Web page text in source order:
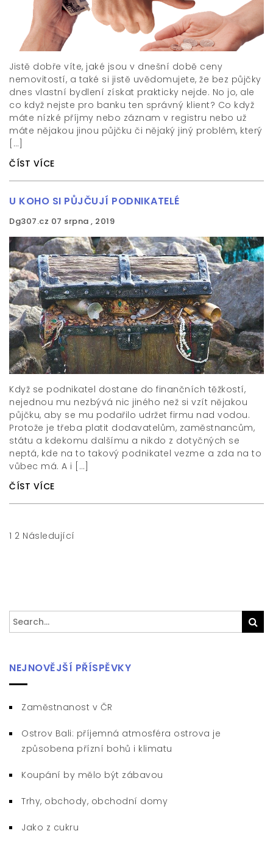
Jistě dobře víte, jaké jsou v dnešní době ceny
nemovitostí, a také si jistě uvědomujete, že bez půjčky
dnes vlastní bydlení získat prakticky nejde. No jo, ale
co když nejste pro banku ten správný klient? Co když
máte nízké příjmy nebo záznam v registru nebo už
máte nějakou jinou půjčku či nějaký jiný problém, který
[…]
ČÍST VÍCE
U KOHO SI PŮJČUJÍ PODNIKATELÉ
Dg307.cz 07 srpna , 2019
Když se podnikatel dostane do finančních těžkostí,
nejednou mu nezbývá nic jiného než si vzít nějakou
půjčku, aby se mu podařilo udržet firmu nad vodou.
Protože je třeba platit dodavatelům, zaměstnancům,
státu a kdekomu dalšímu a nikdo z dotyčných se
neptá, kde na to takový podnikatel vezme a zda na to
vůbec má. A i […]
ČÍST VÍCE
Stránkování
1 2 Následující
Search
for:
NEJNOVĚJŠÍ PŘÍSPĚVKY
Zaměstnanost v ČR
Ostrov Bali: příjemná atmosféra ostrova je
způsobena přízní bohů i klimatu
Koupání by mělo být zábavou
Trhy, obchody, obchodní domy
Jako z cukru